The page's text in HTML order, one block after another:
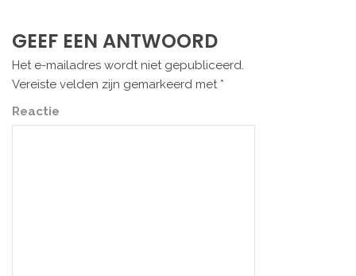
GEEF EEN ANTWOORD
Het e-mailadres wordt niet gepubliceerd.
Vereiste velden zijn gemarkeerd met *
Reactie